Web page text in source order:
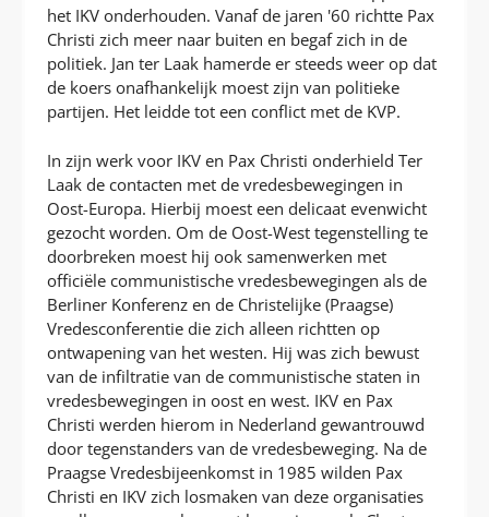
het IKV onderhouden. Vanaf de jaren '60 richtte Pax
Christi zich meer naar buiten en begaf zich in de
politiek. Jan ter Laak hamerde er steeds weer op dat
de koers onafhankelijk moest zijn van politieke
partijen. Het leidde tot een conflict met de KVP.
In zijn werk voor IKV en Pax Christi onderhield Ter
Laak de contacten met de vredesbewegingen in
Oost-Europa. Hierbij moest een delicaat evenwicht
gezocht worden. Om de Oost-West tegenstelling te
doorbreken moest hij ook samenwerken met
officiële communistische vredesbewegingen als de
Berliner Konferenz en de Christelijke (Praagse)
Vredesconferentie die zich alleen richtten op
ontwapening van het westen. Hij was zich bewust
van de infiltratie van de communistische staten in
vredesbewegingen in oost en west. IKV en Pax
Christi werden hierom in Nederland gewantrouwd
door tegenstanders van de vredesbeweging. Na de
Praagse Vredesbijeenkomst in 1985 wilden Pax
Christi en IKV zich losmaken van deze organisaties